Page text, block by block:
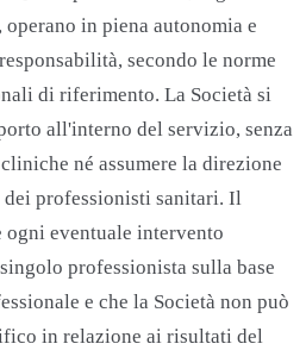
in piena autonomia e
secondo le norme
di riferimento. La Società si
all'interno del servizio, senza
né assumere la direzione
professionisti sanitari. Il
ogni eventuale intervento
professionista sulla base
e che la Società non può
in relazione ai risultati del